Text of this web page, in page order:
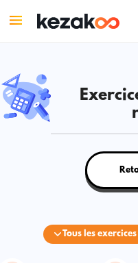
Tous les exercices